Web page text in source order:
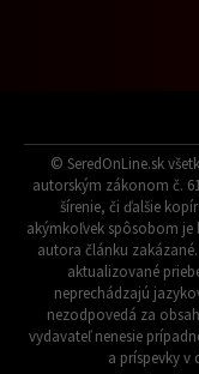
© SeredOnLine.sk
autorským zákonom č.
šírenie, či ďalšie
akýmkoľvek spôsobom je
autora článku
aktualizované
neprechádzajú
nezodpovedá za
vydavateľ nenesie
a príspevky v